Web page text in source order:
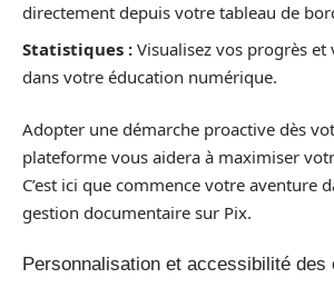
directement depuis votre tableau de
Statistiques : Visualisez vos progrès
dans votre éducation numérique.
Adopter une démarche proactive dès
plateforme vous aidera à maximiser
C’est ici que commence votre aventure
gestion documentaire sur Pix.
Personnalisation et accessibilité des